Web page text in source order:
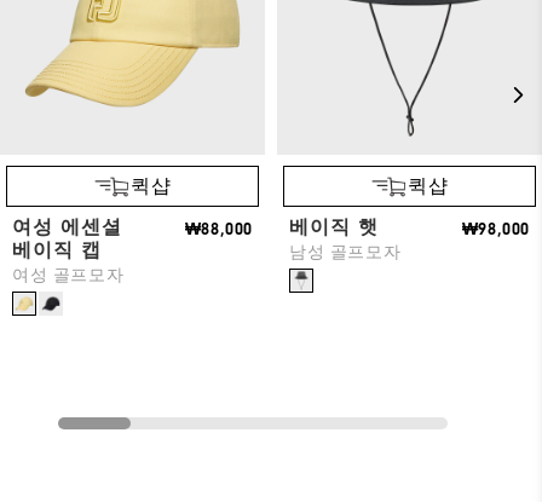
퀵샵
여성 에센셜
베이직 캡
여성 골프모자
₩88,000
퀵샵
베이직 햇
남성 골프모자
₩98,000